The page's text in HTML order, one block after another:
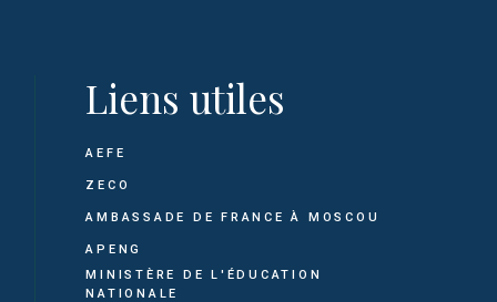
Liens utiles
AEFE
ZECO
AMBASSADE DE FRANCE À MOSCOU
APENG
MINISTÈRE DE L'ÉDUCATION
NATIONALE